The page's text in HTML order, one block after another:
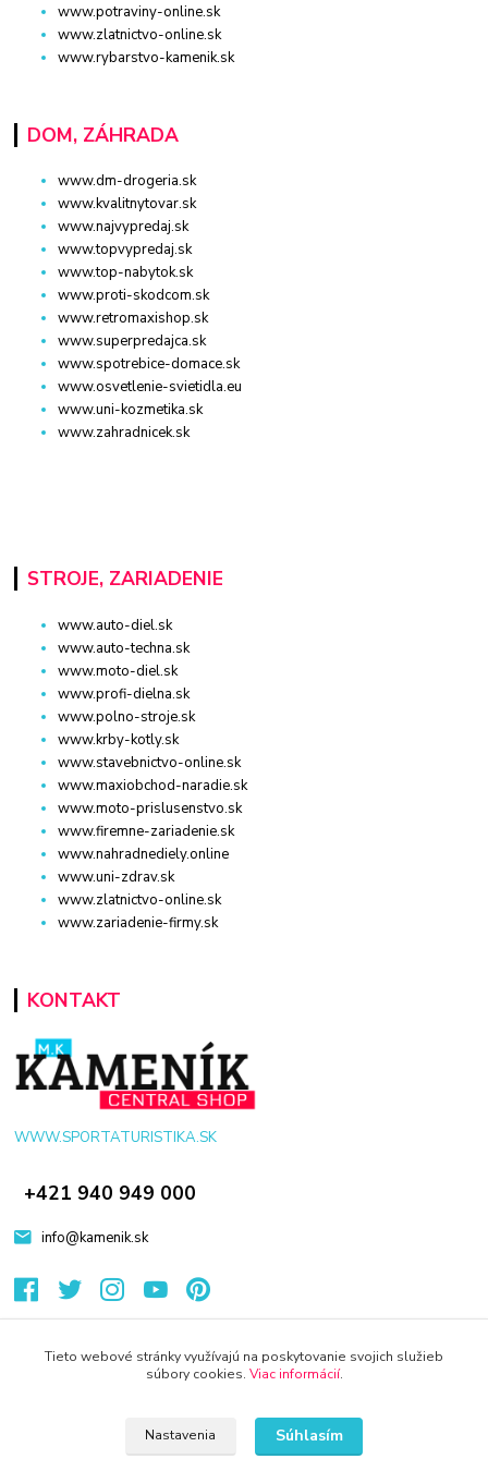
www.potraviny-online.sk
www.zlatnictvo-online.sk
www.rybarstvo-kamenik.sk
DOM, ZÁHRADA
www.dm-drogeria.sk
www.kvalitnytovar.sk
www.najvypredaj.sk
www.topvypredaj.sk
www.top-nabytok.sk
www.proti-skodcom.sk
www.retromaxishop.sk
www.superpredajca.sk
www.spotrebice-domace.sk
www.osvetlenie-svietidla.eu
www.uni-kozmetika.sk
www.zahradnicek.sk
STROJE, ZARIADENIE
www.auto-diel.sk
www.auto-techna.sk
www.moto-diel.sk
www.profi-dielna.sk
www.polno-stroje.sk
www.krby-kotly.sk
www.stavebnictvo-online.sk
www.maxiobchod-naradie.sk
www.moto-prislusenstvo.sk
www.firemne-zariadenie.sk
www.nahradnediely.online
www.uni-zdrav.sk
www.zlatnictvo-online.sk
www.zariadenie-firmy.sk
KONTAKT
WWW.SPORTATURISTIKA.SK
+421 940 949 000
info@kamenik.sk
Eshop-rychlo.sk
Tieto webové stránky využívajú na poskytovanie svojich služieb
súbory cookies. Viac informácií.
Nastavenia Súhlasím